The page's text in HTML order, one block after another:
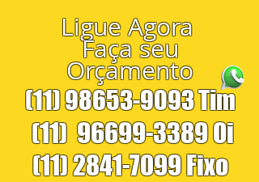
Ligue Agora
Faça seu
Orçamento
(11) 98653-9093Tim
(11) 96699-3389Oi
(11) 2841-7099Fixo